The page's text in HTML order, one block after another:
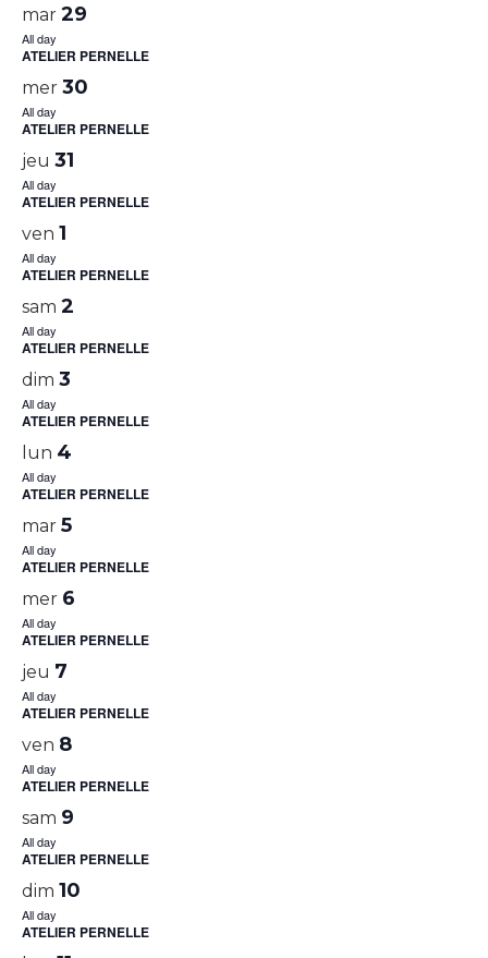
mar 29
All day
ATELIER PERNELLE
mer 30
All day
ATELIER PERNELLE
jeu 31
All day
ATELIER PERNELLE
ven 1
All day
ATELIER PERNELLE
sam 2
All day
ATELIER PERNELLE
dim 3
All day
ATELIER PERNELLE
lun 4
All day
ATELIER PERNELLE
mar 5
All day
ATELIER PERNELLE
mer 6
All day
ATELIER PERNELLE
jeu 7
All day
ATELIER PERNELLE
ven 8
All day
ATELIER PERNELLE
sam 9
All day
ATELIER PERNELLE
dim 10
All day
ATELIER PERNELLE